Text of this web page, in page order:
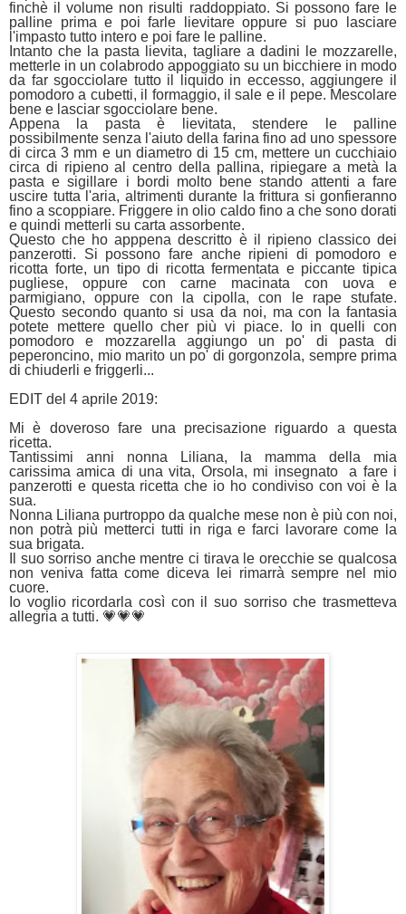
finchè il volume non risulti raddoppiato. Si possono fare le
palline prima e poi farle lievitare oppure si puo lasciare
l'impasto tutto intero e poi fare le palline.
Intanto che la pasta lievita, tagliare a dadini le mozzarelle,
metterle in un colabrodo appoggiato su un bicchiere in modo
da far sgocciolare tutto il liquido in eccesso, aggiungere il
pomodoro a cubetti, il formaggio, il sale e il pepe. Mescolare
bene e lasciar sgocciolare bene.
Appena la pasta è lievitata, stendere le palline
possibilmente senza l'aiuto della farina fino ad uno spessore
di circa 3 mm e un diametro di 15 cm, mettere un cucchiaio
circa di ripieno al centro della pallina, ripiegare a metà la
pasta e sigillare i bordi molto bene stando attenti a fare
uscire tutta l'aria, altrimenti durante la frittura si gonfieranno
fino a scoppiare. Friggere in olio caldo fino a che sono dorati
e quindi metterli su carta assorbente.
Questo che ho apppena descritto è il ripieno classico dei
panzerotti. Si possono fare anche ripieni di pomodoro e
ricotta forte, un tipo di ricotta fermentata e piccante tipica
pugliese, oppure con carne macinata con uova e
parmigiano, oppure con la cipolla, con le rape stufate.
Questo secondo quanto si usa da noi, ma con la fantasia
potete mettere quello cher più vi piace. Io in quelli con
pomodoro e mozzarella aggiungo un po' di pasta di
peperoncino, mio marito un po' di gorgonzola, sempre prima
di chiuderli e friggerli...
EDIT del 4 aprile 2019:
Mi è doveroso fare una precisazione riguardo a questa
ricetta.
Tantissimi anni nonna Liliana, la mamma della mia
carissima amica di una vita, Orsola, mi insegnato a fare i
panzerotti e questa ricetta che io ho condiviso con voi è la
sua.
Nonna Liliana purtroppo da qualche mese non è più con noi,
non potrà più metterci tutti in riga e farci lavorare come la
sua brigata.
Il suo sorriso anche mentre ci tirava le orecchie se qualcosa
non veniva fatta come diceva lei rimarrà sempre nel mio
cuore.
Io voglio ricordarla così con il suo sorriso che trasmetteva
allegria a tutti. 💗💗💗